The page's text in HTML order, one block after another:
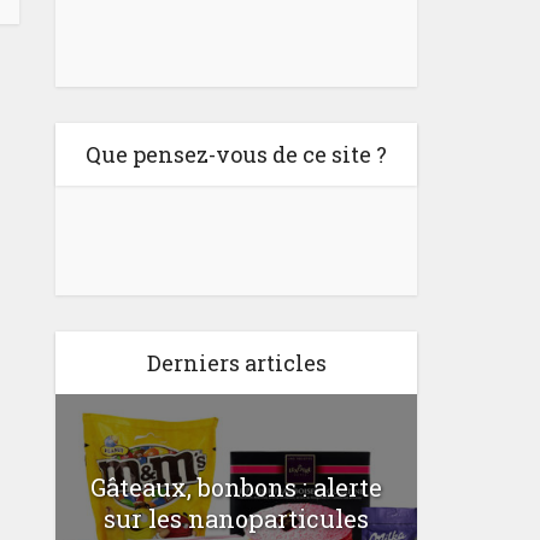
Que pensez-vous de ce site ?
Derniers articles
Gâteaux, bonbons : alerte
sur les nanoparticules